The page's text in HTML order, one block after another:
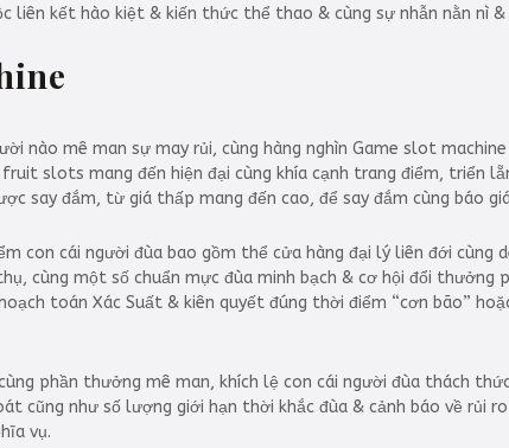
kết hào kiệt & kiến thức thể thao & cùng sự nhẫn nằn nì
nào mê man sự may rủi, cùng hàng nghìn Game slot
slots mang đến hiện đại cùng khía cạnh trang điểm, triển
say đắm, từ giá thấp mang đến cao, để say đắm cùng báo
con cái người đùa bao gồm thể cửa hàng đại lý liên đới cùng
cùng một số chuẩn mực đùa minh bạch & cơ hội đổi thưởng
toán Xác Suất & kiên quyết đúng thời điểm “cơn bão”
phần thưởng mê man, khích lệ con cái người đùa thách
cũng như số lượng giới hạn thời khắc đùa & cảnh báo về rủi
vụ.